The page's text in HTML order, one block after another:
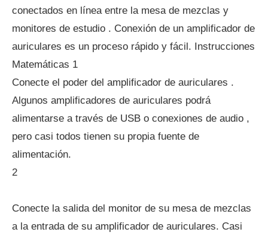
conectados en línea entre la mesa de mezclas y
monitores de estudio . Conexión de un amplificador de
auriculares es un proceso rápido y fácil. Instrucciones
Matemáticas 1
Conecte el poder del amplificador de auriculares .
Algunos amplificadores de auriculares podrá
alimentarse a través de USB o conexiones de audio ,
pero casi todos tienen su propia fuente de
alimentación.
2
Conecte la salida del monitor de su mesa de mezclas
a la entrada de su amplificador de auriculares. Casi